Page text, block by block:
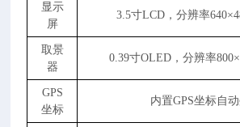
显示
屏
3.5寸LCD，分辨率
取景
器
0.39寸OLED，分辨率
GPS
坐标
内置GPS坐标自